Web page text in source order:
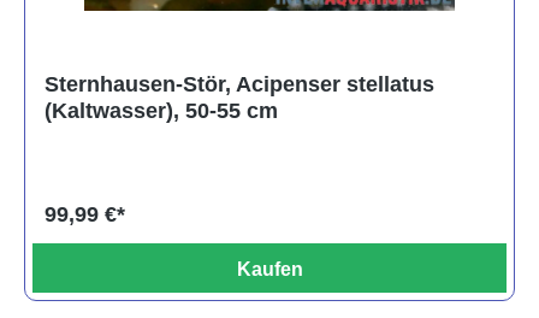
Sternhausen-Stör, Acipenser stellatus
(Kaltwasser), 50-55 cm
99,99 €*
Kaufen